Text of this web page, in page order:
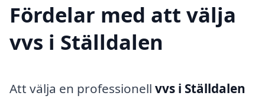
Fördelar med att välja
vvs i Ställdalen
Att välja en professionell vvs i Ställdalen